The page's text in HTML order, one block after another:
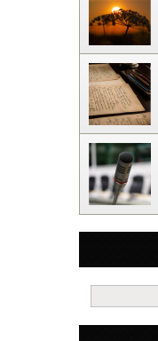
Matjaž iz
učinkoviti.
Martina iz